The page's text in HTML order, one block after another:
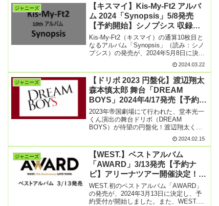
ジャニーズ
【キスマイ】Kis-My-Ft2 アルバ
ム 2024「Synopsis」5/8発売
【予約開始】シノプシス 収録内
容まとめ
Kis-My-Ft2（キスマイ）の通算10枚目と
なるアルバム「Synopsis」（読み：シノ
プシス）の発売が、2024年5月8日に決定
し、予約受付が開始しました。Kis-My-
Ft2 10th アルバム「Synopsis」今作のア
ルバムでは【続きを読む】
2024.03.22
ジャニーズ
【ドリボ 2023 円盤化】渡辺翔太
森本慎太郎 舞台「DREAM
BOYS」2024年4/17発売【予約開
始】DVD ＆ BD まとめ
2023年帝国劇場にて行われた、堂本光一
くん演出の舞台ドリボ（DREAM
BOYS）が待望の円盤化！渡辺翔太くん
（Snow Man）・森本慎太郎くん
（SixTONES）・7 MEN 侍・少年忍者・
紫吹淳さん・鳳蘭さんらが出演したドリ
ボ202【続きを読む】
2024.02.15
ジャニーズ
【WEST.】ベストアルバム
「AWARD」3/13発売【予約ナ
ビ】アリーナツアー開催決定！日
程・倍率・ツアー詳細まとめ
WEST.初のベストアルバム「AWARD」
の発売が、2024年3月13日に決定し、予
約受付が開始しました。また、WEST.の